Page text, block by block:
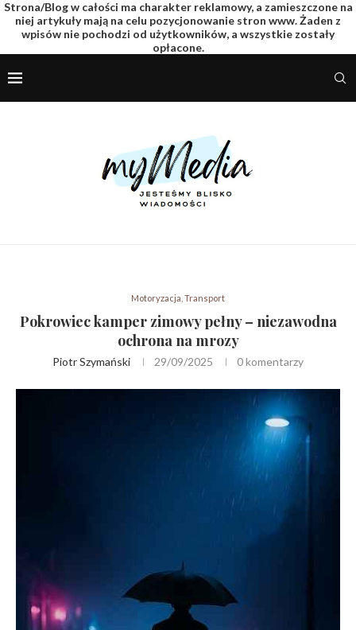
Strona/Blog w całości ma charakter reklamowy, a zamieszczone na
niej artykuły mają na celu pozycjonowanie stron www. Żaden z
wpisów nie pochodzi od użytkowników, a wszystkie zostały
opłacone.
Motoryzacja, Transport
Pokrowiec kamper zimowy pełny – niezawodna
ochrona na mrozy
Piotr Szymański 29/09/2025 0 komentarzy